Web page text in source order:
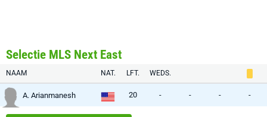
Selectie MLS Next East
NAAM NAT. LFT. WEDS.
A. Arianmanesh 20 - - - -